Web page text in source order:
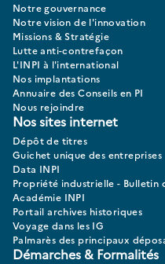
Notre gouvernance
Notre vision de l'innovation
Missions & Stratégie
Lutte anti-contrefaçon
L'INPI à l'international
Nos implantations
Annuaire des Conseils en PI
Nous rejoindre
Nos sites internet
Dépôt de titres
Guichet unique des entreprises
Data INPI
Propriété industrielle - Bulletin
Académie INPI
Portail archives historiques
Voyage dans les IG
Palmarès des principaux
Démarches & Formalités